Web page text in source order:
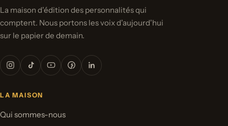
La maison d'édition des personnalités qui
comptent. Nous portons les voix d'aujourd'hui
sur le papier de demain.
LA MAISON
Qui sommes-nous